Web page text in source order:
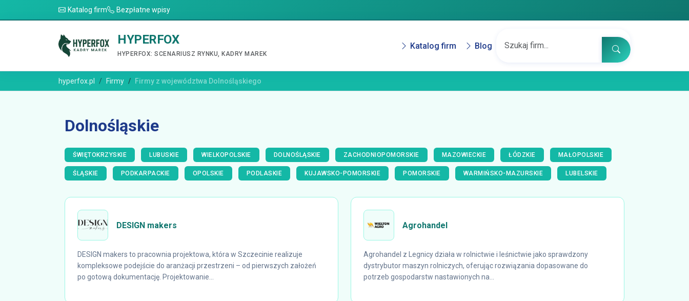
Katalog firm Bezpłatne wpisy
HYPERFOX
HYPERFOX: SCENARIUSZ RYNKU, KADRY MAREK
Katalog firm Blog
hyperfox.pl Firmy Firmy z województwa Dolnośląskiego
Dolnośląskie
ŚWIĘTOKRZYSKIE LUBUSKIE WIELKOPOLSKIE DOLNOŚLĄSKIE ZACHODNIOPOMORSKIE MAZOWIECKIE ŁÓDZKIE MAŁOPOLSKIE
ŚLĄSKIE PODKARPACKIE OPOLSKIE PODLASKIE KUJAWSKO-POMORSKIE POMORSKIE WARMIŃSKO-MAZURSKIE LUBELSKIE
DESIGN makers
DESIGN makers to pracownia projektowa, która w Szczecinie realizuje
kompleksowe podejście do aranżacji przestrzeni – od pierwszych założeń
po gotową dokumentację. Projektowanie...
Agrohandel
Agrohandel z Legnicy działa w rolnictwie i leśnictwie jako sprawdzony
dystrybutor maszyn rolniczych, oferując rozwiązania dopasowane do
potrzeb gospodarstw nastawionych na...